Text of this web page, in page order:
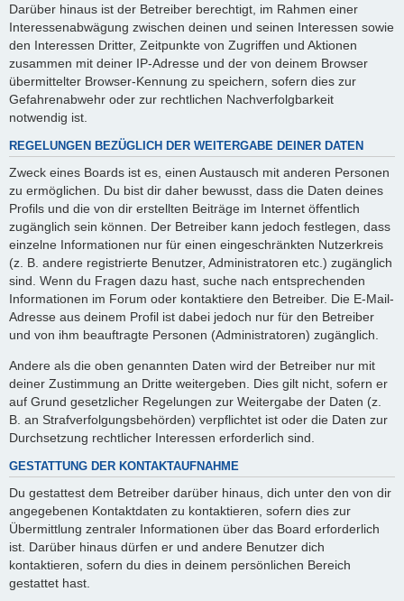
Darüber hinaus ist der Betreiber berechtigt, im Rahmen einer
Interessenabwägung zwischen deinen und seinen Interessen sowie
den Interessen Dritter, Zeitpunkte von Zugriffen und Aktionen
zusammen mit deiner IP-Adresse und der von deinem Browser
übermittelter Browser-Kennung zu speichern, sofern dies zur
Gefahrenabwehr oder zur rechtlichen Nachverfolgbarkeit
notwendig ist.
REGELUNGEN BEZÜGLICH DER WEITERGABE DEINER DATEN
Zweck eines Boards ist es, einen Austausch mit anderen Personen
zu ermöglichen. Du bist dir daher bewusst, dass die Daten deines
Profils und die von dir erstellten Beiträge im Internet öffentlich
zugänglich sein können. Der Betreiber kann jedoch festlegen, dass
einzelne Informationen nur für einen eingeschränkten Nutzerkreis
(z. B. andere registrierte Benutzer, Administratoren etc.) zugänglich
sind. Wenn du Fragen dazu hast, suche nach entsprechenden
Informationen im Forum oder kontaktiere den Betreiber. Die E-Mail-
Adresse aus deinem Profil ist dabei jedoch nur für den Betreiber
und von ihm beauftragte Personen (Administratoren) zugänglich.
Andere als die oben genannten Daten wird der Betreiber nur mit
deiner Zustimmung an Dritte weitergeben. Dies gilt nicht, sofern er
auf Grund gesetzlicher Regelungen zur Weitergabe der Daten (z.
B. an Strafverfolgungsbehörden) verpflichtet ist oder die Daten zur
Durchsetzung rechtlicher Interessen erforderlich sind.
GESTATTUNG DER KONTAKTAUFNAHME
Du gestattest dem Betreiber darüber hinaus, dich unter den von dir
angegebenen Kontaktdaten zu kontaktieren, sofern dies zur
Übermittlung zentraler Informationen über das Board erforderlich
ist. Darüber hinaus dürfen er und andere Benutzer dich
kontaktieren, sofern du dies in deinem persönlichen Bereich
gestattet hast.